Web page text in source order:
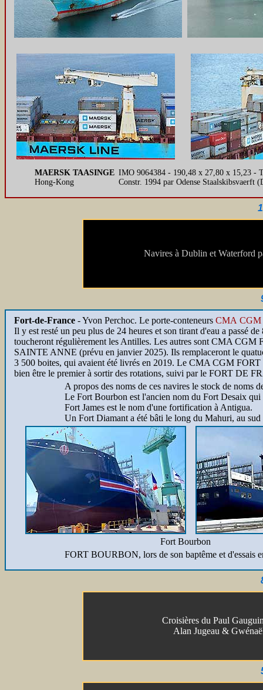
MAERSK TAASINGE
Hong-Kong
IMO 9064384 - 190,48 x 27,80 x 15,23 -
Constr. 1994 par Odense
Navires à Dublin et Waterford
Fort-de-France - Yvon Perchoc. Le porte-conteneurs CMA CGM
Il y est resté un peu plus de 24 heures et son tirant d'eau a passé
toucheront régulièrement les Antilles. Les autres sont CMA
SAINTE ANNE (prévu en janvier 2025). Ils remplaceront le
3 500 boites, qui avaient été livrés en 2019. Le CMA CGM
bien être le premier à sortir des rotations, suivi par le FORT DE
A propos des noms de ces navires le stock de noms
Le Fort Bourbon est l'ancien nom du Fort Desaix
Fort James est le nom d'une fortification à Antigua.
Un Fort Diamant a été bâti le long du Mahuri, au sud
Fort Bourbon
FORT BOURBON, lors de son baptême et d'essais
Croisières du Paul
Alan Jugeau &